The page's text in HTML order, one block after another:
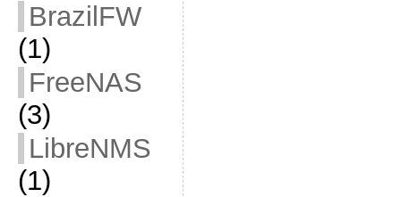
BrazilFW
(1)
FreeNAS
(3)
LibreNMS
(1)